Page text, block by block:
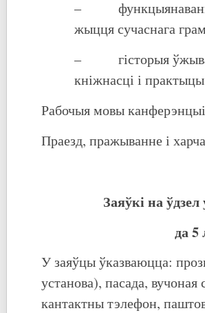
– функцыянаванне
жыцця сучаснага
– гісторыя
кніжнасці і
Рабочыя мовы
Праезд, пражыванне і
Заяўкі на
да 5
У заяўцы ўказваюцца:
установа), пасада, вучоная
кантактны тэлефон,